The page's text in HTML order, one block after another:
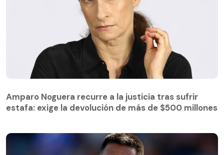
estafa: exige la devolución de más de $500 millones
Amparo Noguera recurre a la justicia tras sufrir
estafa: exige la devolución de más de $500 millones